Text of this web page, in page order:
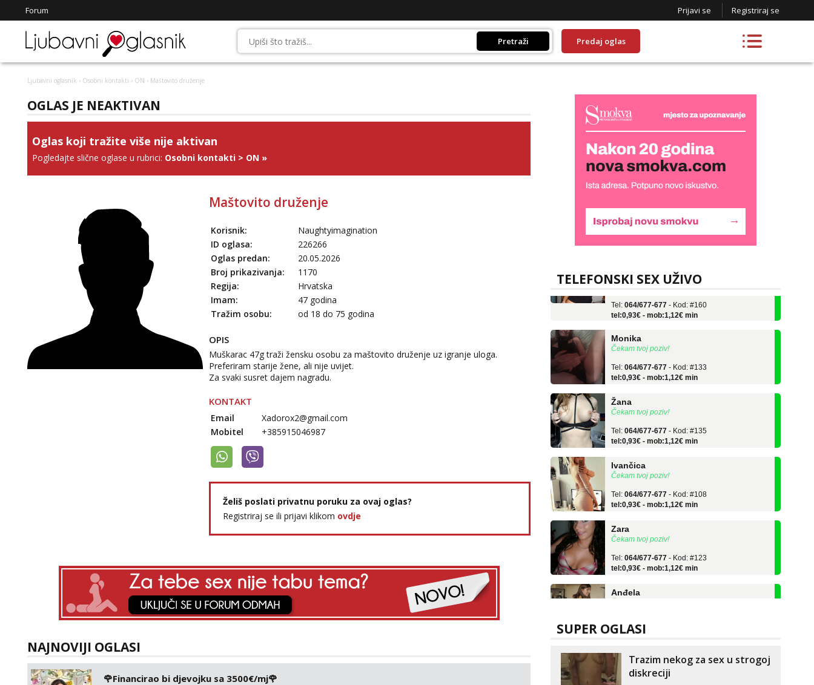
Forum Prijavi se Registriraj se
Pretraži Predaj oglas
Ljubavni oglasnik › Osobni kontakti › ON › Maštovito druženje
OGLAS JE NEAKTIVAN
Oglas koji tražite više nije aktivan
Pogledajte slične oglase u rubrici: Osobni kontakti > ON »
Maštovito druženje
Korisnik:
Naughtyimagination
ID oglasa:
226266
Oglas predan:
20.05.2026
Broj prikazivanja:
1170
Regija:
Hrvatska
Imam:
47 godina
Tražim osobu:
od 18 do 75 godina
OPIS
Muškarac 47g traži žensku osobu za maštovito druženje uz igranje uloga.
Preferiram starije žene, ali nije uvijet.
Za svaki susret dajem nagradu.
KONTAKT
Email
Xadorox2@gmail.com
Mobitel
+385915046987
Želiš poslati privatnu poruku za ovaj oglas?
Registriraj se ili prijavi klikom ovdje
NAJNOVIJI OGLASI
🌹Financirao bi djevojku sa 3500€/mj🌹
TELEFONSKI SEX UŽIVO
Kristina
Učiteljica iz predgrađa traži...
tel:0,93€ - mob:1,12€ min
Čekam tvoj poziv!
tel:0,93€ - mob:1,12€ min
Čekam tvoj poziv!
tel:0,93€ - mob:1,12€ min
Čekam tvoj poziv!
tel:0,93€ - mob:1,12€ min
Čekam tvoj poziv!
tel:0,93€ - mob:1,12€ min
Čekam tvoj poziv!
Čekam tvoj poziv!
Učiteljica iz predgrađa traži...
SUPER OGLASI
Trazim nekog za sex u strogoj
diskreciji